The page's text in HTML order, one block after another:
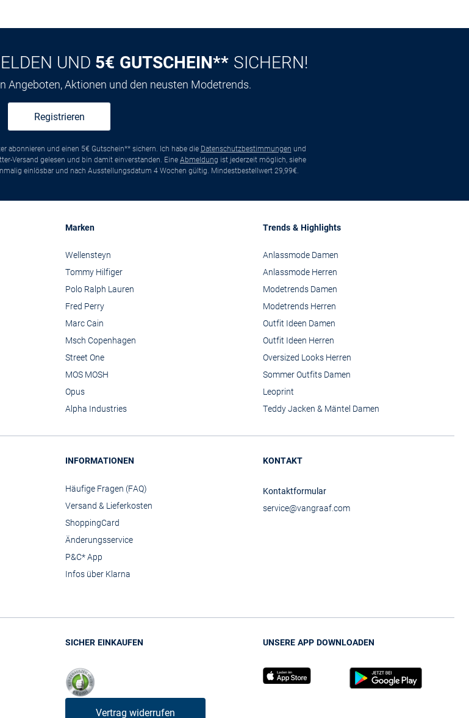
UND 5€ GUTSCHEIN** SICHERN!
Angeboten, Aktionen und den neusten Modetrends.
Registrieren
abonnieren und einen 5€ Gutschein** sichern. Ich habe die Datenschutzbestimmungen und
Versand gelesen und bin damit einverstanden. Eine Abmeldung ist jederzeit möglich, siehe
einlösbar und nach Ausstellungsdatum 4 Wochen gültig. Mindestbestellwert 29,99€.
Marken
Wellensteyn
Tommy Hilfiger
Polo Ralph Lauren
Fred Perry
Marc Cain
Msch Copenhagen
Street One
MOS MOSH
Opus
Alpha Industries
Trends & Highlights
Anlassmode Damen
Anlassmode Herren
Modetrends Damen
Modetrends Herren
Outfit Ideen Damen
Outfit Ideen Herren
Oversized Looks Herren
Sommer Outfits Damen
Leoprint
Teddy Jacken & Mäntel Damen
INFORMATIONEN
Häufige Fragen (FAQ)
Versand & Lieferkosten
ShoppingCard
Änderungsservice
P&C* App
Infos über Klarna
KONTAKT
Kontaktformular
service@vangraaf.com
SICHER EINKAUFEN
Vertrag widerrufen
UNSERE APP DOWNLOADEN